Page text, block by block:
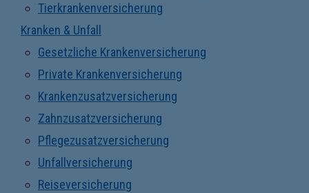
Tierkrankenversicherung
Kranken & Unfall
Gesetzliche Krankenversicherung
Private Krankenversicherung
Krankenzusatzversicherung
Zahnzusatzversicherung
Pflegezusatzversicherung
Unfallversicherung
Reiseversicherung